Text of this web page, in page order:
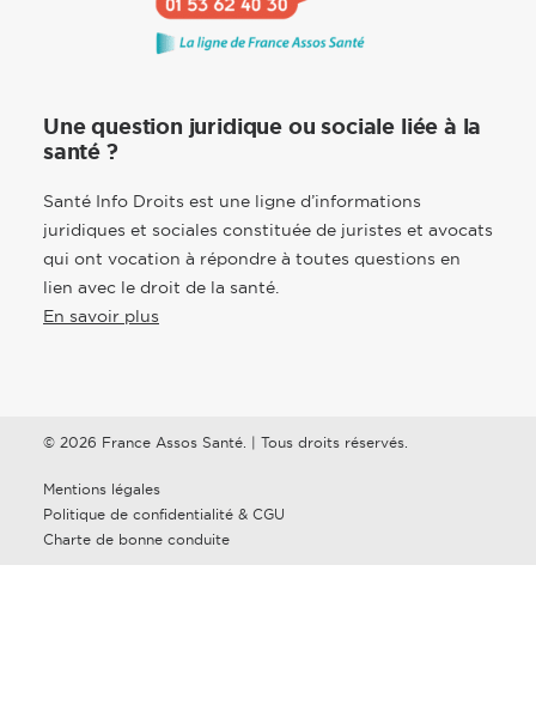
Une question juridique ou sociale liée à la
santé ?
Santé Info Droits est une ligne d’informations
juridiques et sociales constituée de juristes et avocats
qui ont vocation à répondre à toutes questions en
lien avec le droit de la santé.
En savoir plus
© 2026 France Assos Santé. | Tous droits réservés.
Mentions légales
Politique de confidentialité & CGU
Charte de bonne conduite